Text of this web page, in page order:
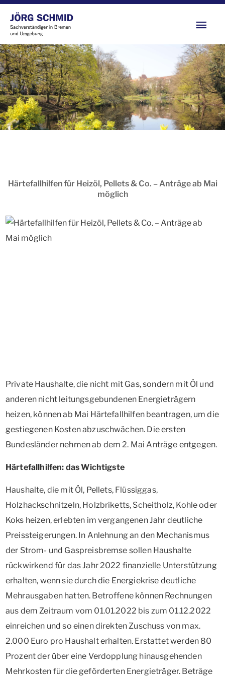
Zum
Inhalt
springen
Härtefallhilfen für Heizöl, Pellets & Co. – Anträge ab Mai
möglich
Private Haushalte, die nicht mit Gas, sondern mit Öl und
anderen nicht leitungsgebundenen Energieträgern
heizen, können ab Mai Härtefallhilfen beantragen, um die
gestiegenen Kosten abzuschwächen. Die ersten
Bundesländer nehmen ab dem 2. Mai Anträge entgegen.
Härtefallhilfen: das Wichtigste
Haushalte, die mit Öl, Pellets, Flüssiggas,
Holzhackschnitzeln, Holzbriketts, Scheitholz, Kohle oder
Koks heizen, erlebten im vergangenen Jahr deutliche
Preissteigerungen. In Anlehnung an den Mechanismus
der Strom- und Gaspreisbremse sollen Haushalte
rückwirkend für das Jahr 2022 finanzielle Unterstützung
erhalten, wenn sie durch die Energiekrise deutliche
Mehrausgaben hatten. Betroffene können Rechnungen
aus dem Zeitraum vom 01.01.2022 bis zum 01.12.2022
einreichen und so einen direkten Zuschuss von max.
2.000 Euro pro Haushalt erhalten. Erstattet werden 80
Prozent der über eine Verdopplung hinausgehenden
Mehrkosten für die geförderten Energieträger. Beträge